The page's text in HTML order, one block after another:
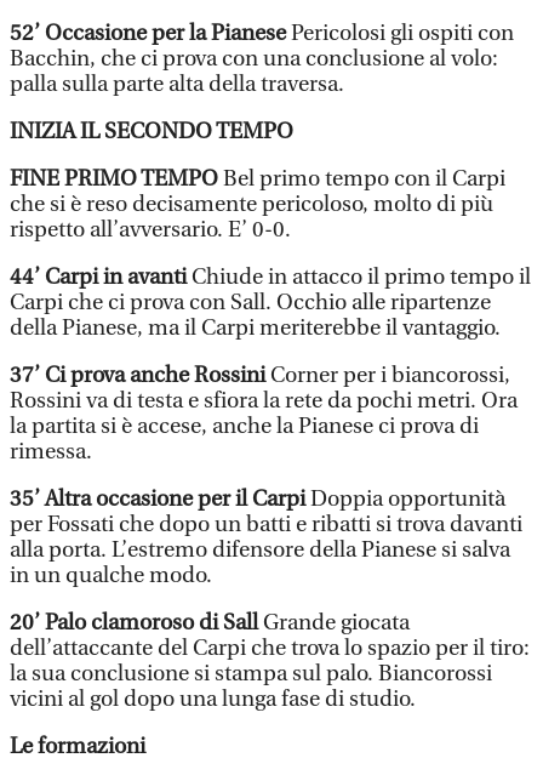
52’ Occasione per la PianesePericolosi gli ospiti con
Bacchin, che ci prova con una conclusione al volo:
palla sulla parte alta della traversa.
INIZIA IL SECONDO TEMPO
FINE PRIMO TEMPOBel primo tempo con il Carpi
che si è reso decisamente pericoloso, molto di più
rispetto all’avversario. E’ 0-0.
44’ Carpi in avantiChiude in attacco il primo tempo il
Carpi che ci prova con Sall. Occhio alle ripartenze
della Pianese, ma il Carpi meriterebbe il vantaggio.
37’ Ci prova anche RossiniCorner per i biancorossi,
Rossini va di testa e sfiora la rete da pochi metri. Ora
la partita si è accese, anche la Pianese ci prova di
rimessa.
35’ Altra occasione per il CarpiDoppia opportunità
per Fossati che dopo un batti e ribatti si trova davanti
alla porta. L’estremo difensore della Pianese si salva
in un qualche modo.
20’ Palo clamoroso di SallGrande giocata
dell’attaccante del Carpi che trova lo spazio per il tiro:
la sua conclusione si stampa sul palo. Biancorossi
vicini al gol dopo una lunga fase di studio.
Le formazioni